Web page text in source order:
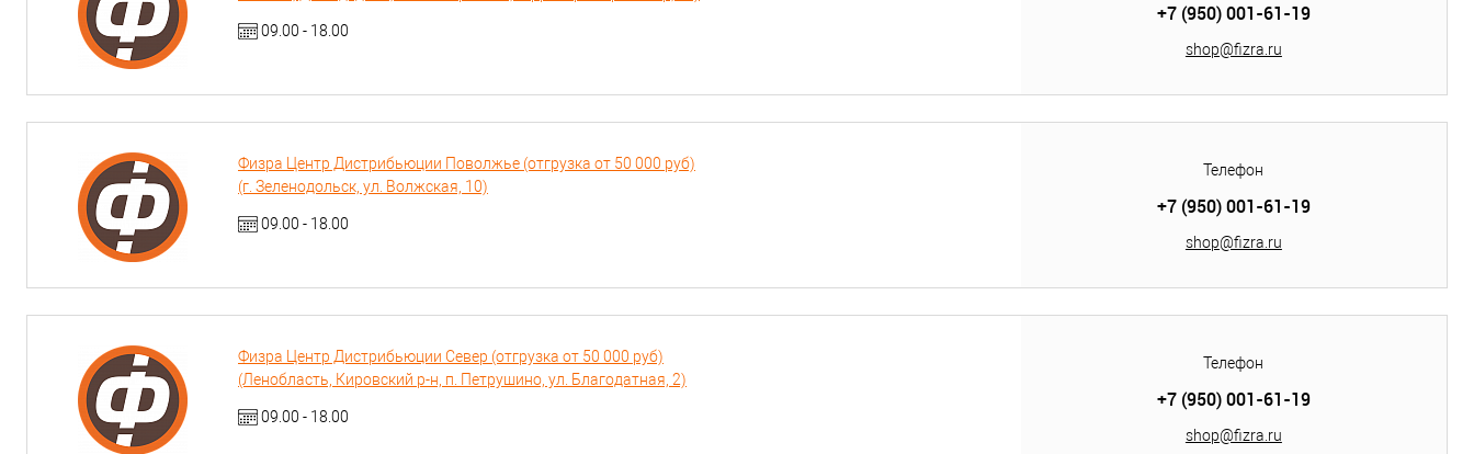
09.00 - 18.00
+7 (950) 001-61-19
shop@fizra.ru
Физра Центр Дистрибьюции Поволжье (отгрузка от 50 000 руб)
(г. Зеленодольск, ул. Волжская, 10)
09.00 - 18.00
Телефон
+7 (950) 001-61-19
shop@fizra.ru
Физра Центр Дистрибьюции Север (отгрузка от 50 000 руб)
(Ленобласть, Кировский р-н, п. Петрушино, ул. Благодатная, 2)
09.00 - 18.00
Телефон
+7 (950) 001-61-19
shop@fizra.ru